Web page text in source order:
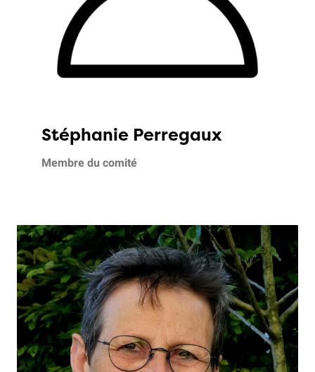
Stéphanie Perregaux
Membre du comité